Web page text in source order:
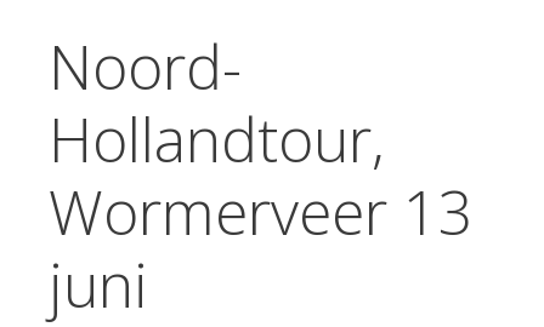
Noord-
Hollandtour,
Wormerveer 13
juni